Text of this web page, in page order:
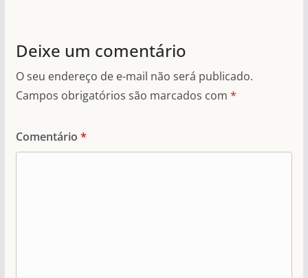
Deixe um comentário
O seu endereço de e-mail não será publicado.
Campos obrigatórios são marcados com *
Comentário *